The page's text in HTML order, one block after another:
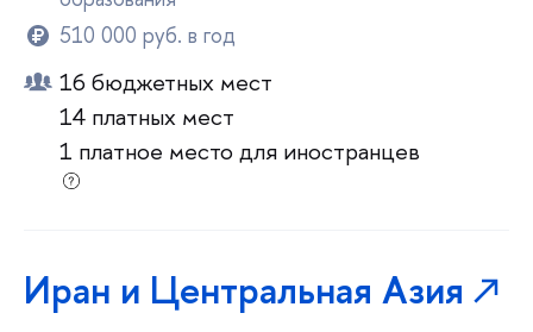
510 000 руб. в год
16 бюджетных мест
14 платных мест
1 платное место для иностранцев
Иран и Центральная Азия